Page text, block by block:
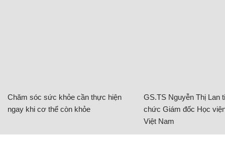
Chăm sóc sức khỏe cần thực hiện
ngay khi cơ thể còn khỏe
GS.TS Nguyễn Thị Lan
chức Giám đốc Học
Việt Nam